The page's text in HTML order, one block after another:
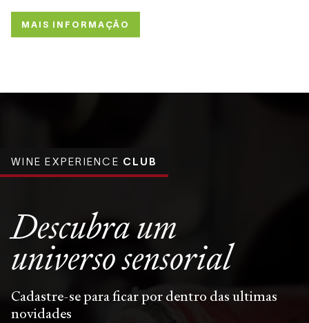
MAIS INFORMAÇÃO
WINE EXPERIENCE CLUB
Descubra um
universosensorial
Cadastre-se para ficar por dentro das ultimas
novidades